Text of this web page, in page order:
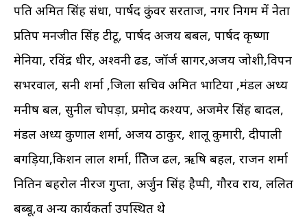
पति अमित सिंह संधा, पार्षद कुंवर सरताज, नगर निगम में नेता
प्रतिपक्ष मनजीत सिंह टीटू, पार्षद अजय बबल, पार्षद कृष्णा
मेनिया, रविंद्र धीर, अश्वनी ढड, जॉर्ज सागर,अजय जोशी,विपन
सभरवाल, सनी शर्मा ,जिला सचिव अमित भाटिया ,मंडल अध्यक्ष
मनीष बल, सुनील चोपड़ा, प्रमोद कश्यप, अजमेर सिंह बादल,
मंडल अध्यक्ष कुणाल शर्मा, अजय ठाकुर, शालू कुमारी, दीपाली
बगड़िया,किशन लाल शर्मा, क्षितिज ढल, ऋषि बहल, राजन शर्मा
नितिन बहरोल नीरज गुप्ता, अर्जुन सिंह हैप्पी, गौरव राय, ललित
बब्बू,व अन्य कार्यकर्ता उपस्थित थे